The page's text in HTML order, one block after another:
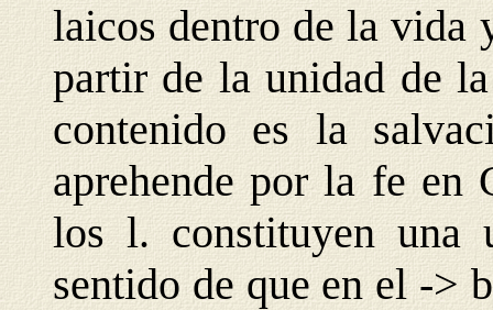
laicos dentro de la vida
partir de la unidad de
contenido es la
aprehende por la fe
los l. constituyen una
sentido de que en el ->